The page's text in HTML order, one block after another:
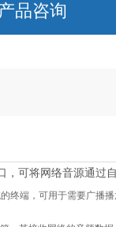
产品咨询
，可将网络音源通过
终端，可用于需要广播